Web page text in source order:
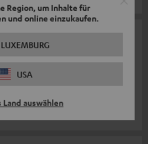
Region, um Inhalte für
und online einzukaufen.
LUXEMBURG
USA
auswählen
stylisch wer wenig Platz hat